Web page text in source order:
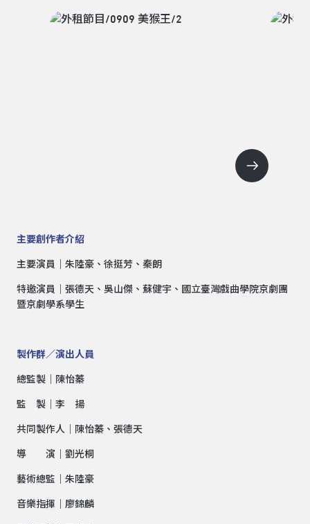
主要創作者介紹
主要演員｜朱陸豪、徐挺芳、秦朗
特邀演員｜張德天、吳山傑、蘇健宇、國立臺灣戲曲學院京劇團
暨京劇學系學生
製作群／演出人員
總監製｜陳怡蓁
監 製｜李 揚
共同製作人｜陳怡蓁、張德天
導 演｜劉光桐
藝術總監｜朱陸豪
音樂指揮｜廖錦麟